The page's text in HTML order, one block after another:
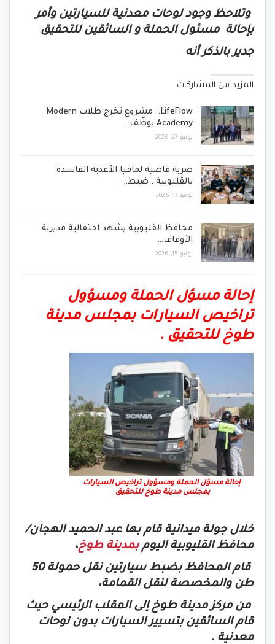
وتلاحظ وجود لوحات معدنية للسيارتين وأمر
بإحالة مسئول الحملة و السائقين للتحقيق
جدير بالذكر أنه
المزيد من المشاركات
LifeFlow.. مشروع تخرج طلاب Modern
Academy يوظّف…
يونيو 27, 2026
ضربة قاضية لمافيا الأغذية الفاسدة
بالقليوبية.. ضبط…
يونيو 17, 2026
محافظ القليوبية يشهد احتفالية مديرية
الأوقاف…
يونيو 15, 2026
إحالة مسؤل الحملة ومسؤول
تراخيص السيارات بمجلس مدينة
طوخ للتحقيق .
إحالة مسؤل الحملة ومسؤول تراخيص السيارات
بمجلس مدينة طوخ للتحقيق
خلال جولة ميدانية قام بها عبد الحميد الهجان/
محافظ القليوبية اليومبمدينة طوخ،
قام المحافظ بضبط سيارتين نقل حمولة 50
طن والمخصصة لنقل القمامة،
من مركز مدينة طوخ إلى المقلب الرئيسي حيث
قام السائقين بتسيير السيارات بدون لوحات
معدنية .